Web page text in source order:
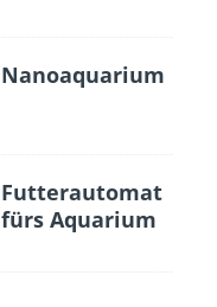
Nanoaquarium
Futterautomat
fürs Aquarium